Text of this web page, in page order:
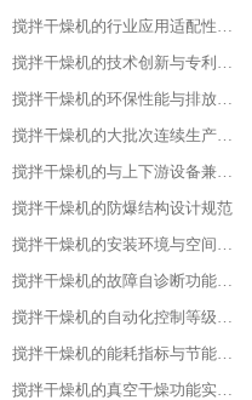
搅拌干燥机的行业应用适配性调整
搅拌干燥机的技术创新与专利成果
搅拌干燥机的环保性能与排放标准
搅拌干燥机的大批次连续生产改造
搅拌干燥机的与上下游设备兼容适配方案
搅拌干燥机的防爆结构设计规范
搅拌干燥机的安装环境与空间要求
搅拌干燥机的故障自诊断功能解析
搅拌干燥机的自动化控制等级划分
搅拌干燥机的能耗指标与节能改造方案
搅拌干燥机的真空干燥功能实现原理